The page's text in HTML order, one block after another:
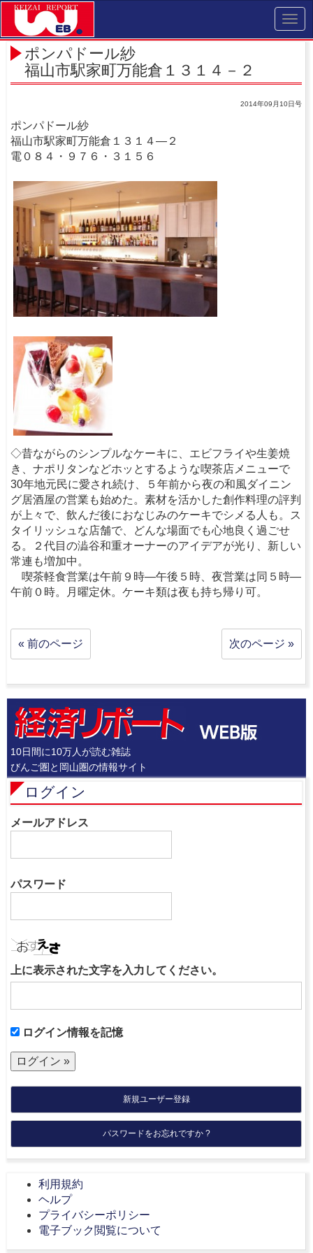
ポンパドール紗
福山市駅家町万能倉１３１４－２
2014年09月10日号
ポンパドール紗
福山市駅家町万能倉１３１４―２
電０８４・９７６・３１５６
◇昔ながらのシンプルなケーキに、エビフライや生姜焼
き、ナポリタンなどホッとするような喫茶店メニューで
30年地元民に愛され続け、５年前から夜の和風ダイニン
グ居酒屋の営業も始めた。素材を活かした創作料理の評判
が上々で、飲んだ後におなじみのケーキでシメる人も。ス
タイリッシュな店舗で、どんな場面でも心地良く過ごせ
る。２代目の澁谷和重オーナーのアイデアが光り、新しい
常連も増加中。
喫茶軽食営業は午前９時―午後５時、夜営業は同５時―
午前０時。月曜定休。ケーキ類は夜も持ち帰り可。
« 前のページ 次のページ »
10日間に10万人が読む雑誌
びんご圏と岡山圏の情報サイト
ログイン
メールアドレス
パスワード
上に表示された文字を入力してください。
ログイン情報を記憶
新規ユーザー登録
パスワードをお忘れですか ?
利用規約
ヘルプ
プライバシーポリシー
電子ブック閲覧について